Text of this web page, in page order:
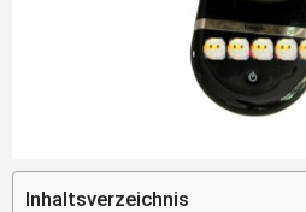
Inhaltsverzeichnis